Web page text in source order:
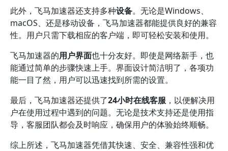
此外，飞马加速器还支持多种设备。无论是Windows、
macOS、还是移动设备，飞马加速器都能提供良好的兼容
性。用户只需下载相应的客户端，即可轻松安装和使用。
飞马加速器的用户界面也十分友好。即使是网络新手，也
能通过简单的步骤快速上手。界面设计简洁明了，各项功
能一目了然，用户可以迅速找到所需的设置。
最后，飞马加速器还提供了24小时在线客服 ，以便解决用
户在使用过程中遇到的问题。无论是技术支持还是使用指
导，客服团队都会及时响应，确保用户的体验始终顺畅。
综上所述，飞马加速器凭借其快速、安全、兼容性强和优